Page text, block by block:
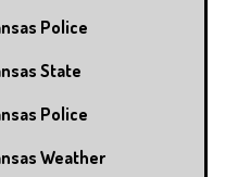
Police
State
Police
Weather